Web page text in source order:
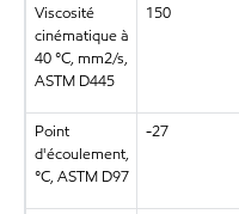
Viscosité
cinématique à
40 °C, mm2/s,
ASTM D445
150
Point
d'écoulement,
°C, ASTM D97
-27